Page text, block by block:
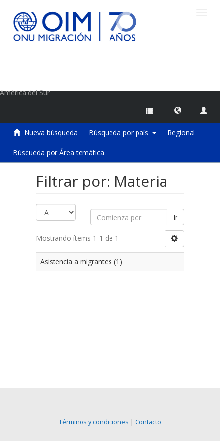
América del Sur
Nueva búsqueda Búsqueda por país Regional
Búsqueda por Área temática
Filtrar por: Materia
Ir
Mostrando ítems 1-1 de 1
Asistencia a migrantes (1)
Términos y condiciones | Contacto